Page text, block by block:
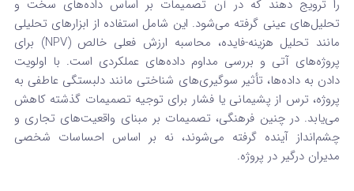
را ترویج دهند که در آن تصمیمات بر اساس داده‌های سخت و
تحلیل‌های عینی گرفته می‌شود. این شامل استفاده از ابزارهای تحلیلی
مانند تحلیل هزینه-فایده، محاسبه ارزش فعلی خالص (NPV) برای
پروژه‌های آتی و بررسی مداوم داده‌های عملکردی است. با اولویت
دادن به داده‌ها، تأثیر سوگیری‌های شناختی مانند دلبستگی عاطفی به
پروژه، ترس از پشیمانی یا فشار برای توجیه تصمیمات گذشته کاهش
می‌یابد. در چنین فرهنگی، تصمیمات بر مبنای واقعیت‌های تجاری و
چشم‌انداز آینده گرفته می‌شوند، نه بر اساس احساسات شخصی
مدیران درگیر در پروژه.